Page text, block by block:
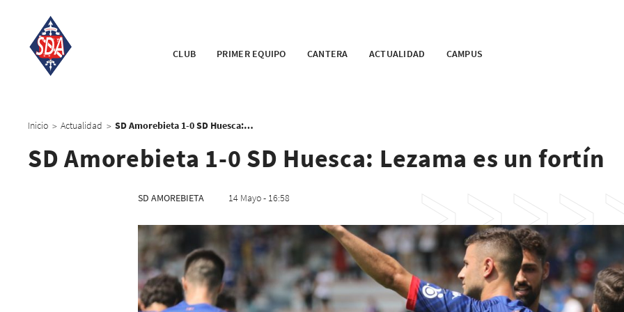
CLUB PRIMER EQUIPO CANTERA ACTUALIDAD CAMPUS
Inicio > Actualidad > SD Amorebieta 1-0 SD Huesca: Lezama es un fortín
SD Amorebieta 1-0 SD Huesca: Lezama es un fortín
SD AMOREBIETA 14 Mayo - 16:58